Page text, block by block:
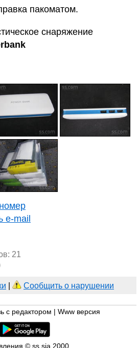
пакоматом.
снаряжение
e-mail
21
Сообщить о нарушении
с редактором Www версия
© ss sia 2000